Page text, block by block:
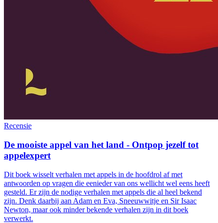
Recensie
De mooiste appel van het land - Ontpop jezelf tot
appelexpert
Dit boek wisselt verhalen met appels in de hoofdrol af met
antwoorden op vragen die eenieder van ons wellicht wel eens heeft
gesteld. Er zijn de nodige verhalen met appels die al heel bekend
zijn. Denk daarbij aan Adam en Eva, Sneeuwwitje en Sir Isaac
Newton, maar ook minder bekende verhalen zijn in dit boek
verwerkt.